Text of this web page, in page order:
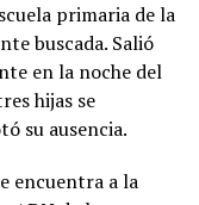
primaria de la
buscada. Salió
en la noche del
hijas se
su ausencia.
encuentra a la